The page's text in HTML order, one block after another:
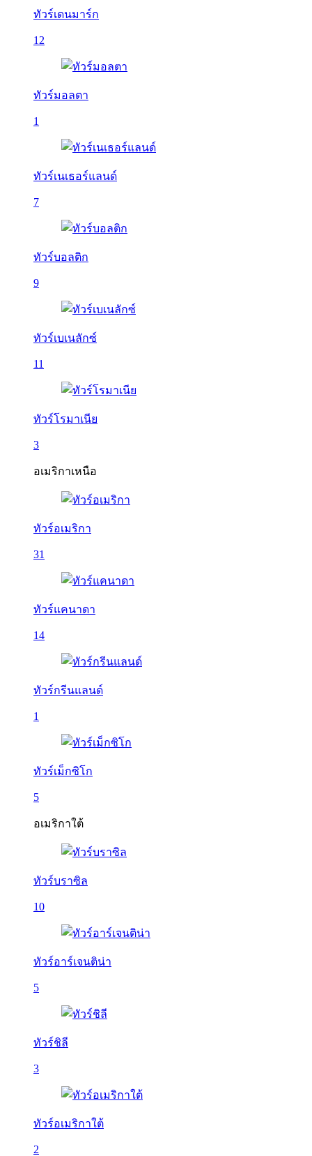
ทัวร์เดนมาร์ก
12
ทัวร์มอลตา
1
ทัวร์เนเธอร์แลนด์
7
ทัวร์บอลติก
9
ทัวร์เบเนลักซ์
11
ทัวร์โรมาเนีย
3
อเมริกาเหนือ
ทัวร์อเมริกา
31
ทัวร์แคนาดา
14
ทัวร์กรีนแลนด์
1
ทัวร์เม็กซิโก
5
อเมริกาใต้
ทัวร์บราซิล
10
ทัวร์อาร์เจนติน่า
5
ทัวร์ชิลี
3
ทัวร์อเมริกาใต้
2